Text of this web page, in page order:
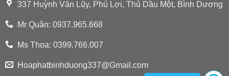
337 Huỳnh Văn Lũy, Phú Lợi, Thủ Dầu Một, Bình Dương
Mr Quân: 0937.965.668
Ms Thoa: 0399.766.007
Hoaphatbinhduong337@Gmail.com